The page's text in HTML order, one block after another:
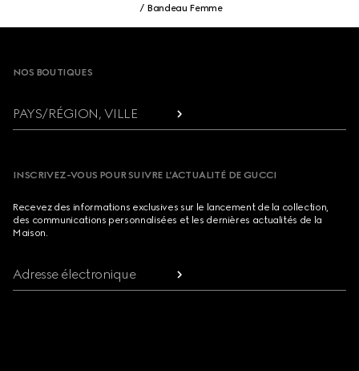
Bandeau Femme
NOS BOUTIQUES
PAYS/RÉGION, VILLE
INSCRIVEZ-VOUS POUR SUIVRE L’ACTUALITÉ DE GUCCI
Recevez des informations exclusives sur le lancement de la collection,
des communications personnalisées et les dernières actualités de la
Maison.
Adresse électronique